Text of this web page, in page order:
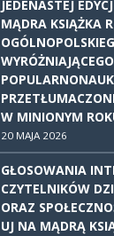
JEDENASTEJ
MĄDRA KSIĄŻKA
W MINIONYM
20 MAJA 2026
GŁOSOWANIA
CZYTELNIKÓW
ORAZ
UJ NA MĄDRĄ